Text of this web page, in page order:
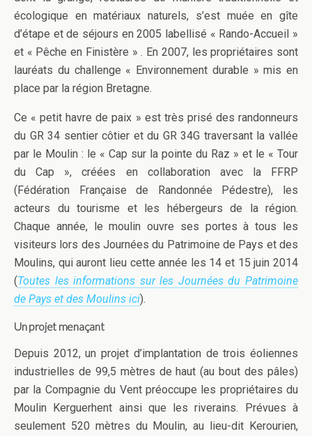
écologique en matériaux naturels, s’est muée en gîte
d’étape et de séjours en 2005 labellisé « Rando-Accueil »
et « Pêche en Finistère » . En 2007, les propriétaires sont
lauréats du challenge « Environnement durable » mis en
place par la région Bretagne.
Ce « petit havre de paix » est très prisé des randonneurs
du GR 34 sentier côtier et du GR 34G traversant la vallée
par le Moulin : le « Cap sur la pointe du Raz » et le « Tour
du Cap », créées en collaboration avec la FFRP
(Fédération Française de Randonnée Pédestre), les
acteurs du tourisme et les hébergeurs de la région.
Chaque année, le moulin ouvre ses portes à tous les
visiteurs lors des Journées du Patrimoine de Pays et des
Moulins, qui auront lieu cette année les 14 et 15 juin 2014
(Toutes les informations sur les Journées du Patrimoine
de Pays et des Moulins ici).
Un projet menaçant
Depuis 2012, un projet d’implantation de trois éoliennes
industrielles de 99,5 mètres de haut (au bout des pâles)
par la Compagnie du Vent préoccupe les propriétaires du
Moulin Kerguerhent ainsi que les riverains. Prévues à
seulement 520 mètres du Moulin, au lieu-dit Kerourien,